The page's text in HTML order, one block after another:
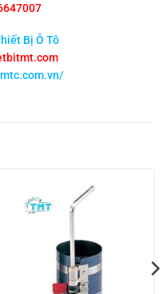
Bị Ô Tô